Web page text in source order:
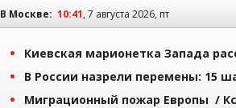
В Москве: 10:41, 7 августа 2026, пт
Киевская марионетка Запада
В России назрели перемены: 15
Миграционный пожар Европы /